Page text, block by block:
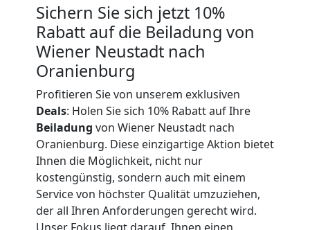
Sichern Sie sich jetzt 10%
Rabatt auf die Beiladung von
Wiener Neustadt nach
Oranienburg
Profitieren Sie von unserem exklusiven
Deals: Holen Sie sich 10% Rabatt auf Ihre
Beiladung von Wiener Neustadt nach
Oranienburg. Diese einzigartige Aktion bietet
Ihnen die Möglichkeit, nicht nur
kostengünstig, sondern auch mit einem
Service von höchster Qualität umzuziehen,
der all Ihren Anforderungen gerecht wird.
für
Senioren
Wiener
Neustadt
Fernumzug